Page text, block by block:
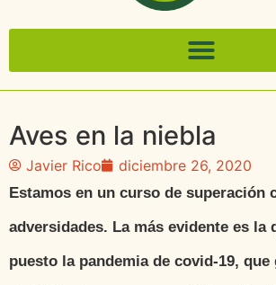
Aves en la niebla
Javier Rico diciembre 26, 2020
Estamos en un curso de superación
adversidades. La más evidente es la
puesto la pandemia de covid-19, que